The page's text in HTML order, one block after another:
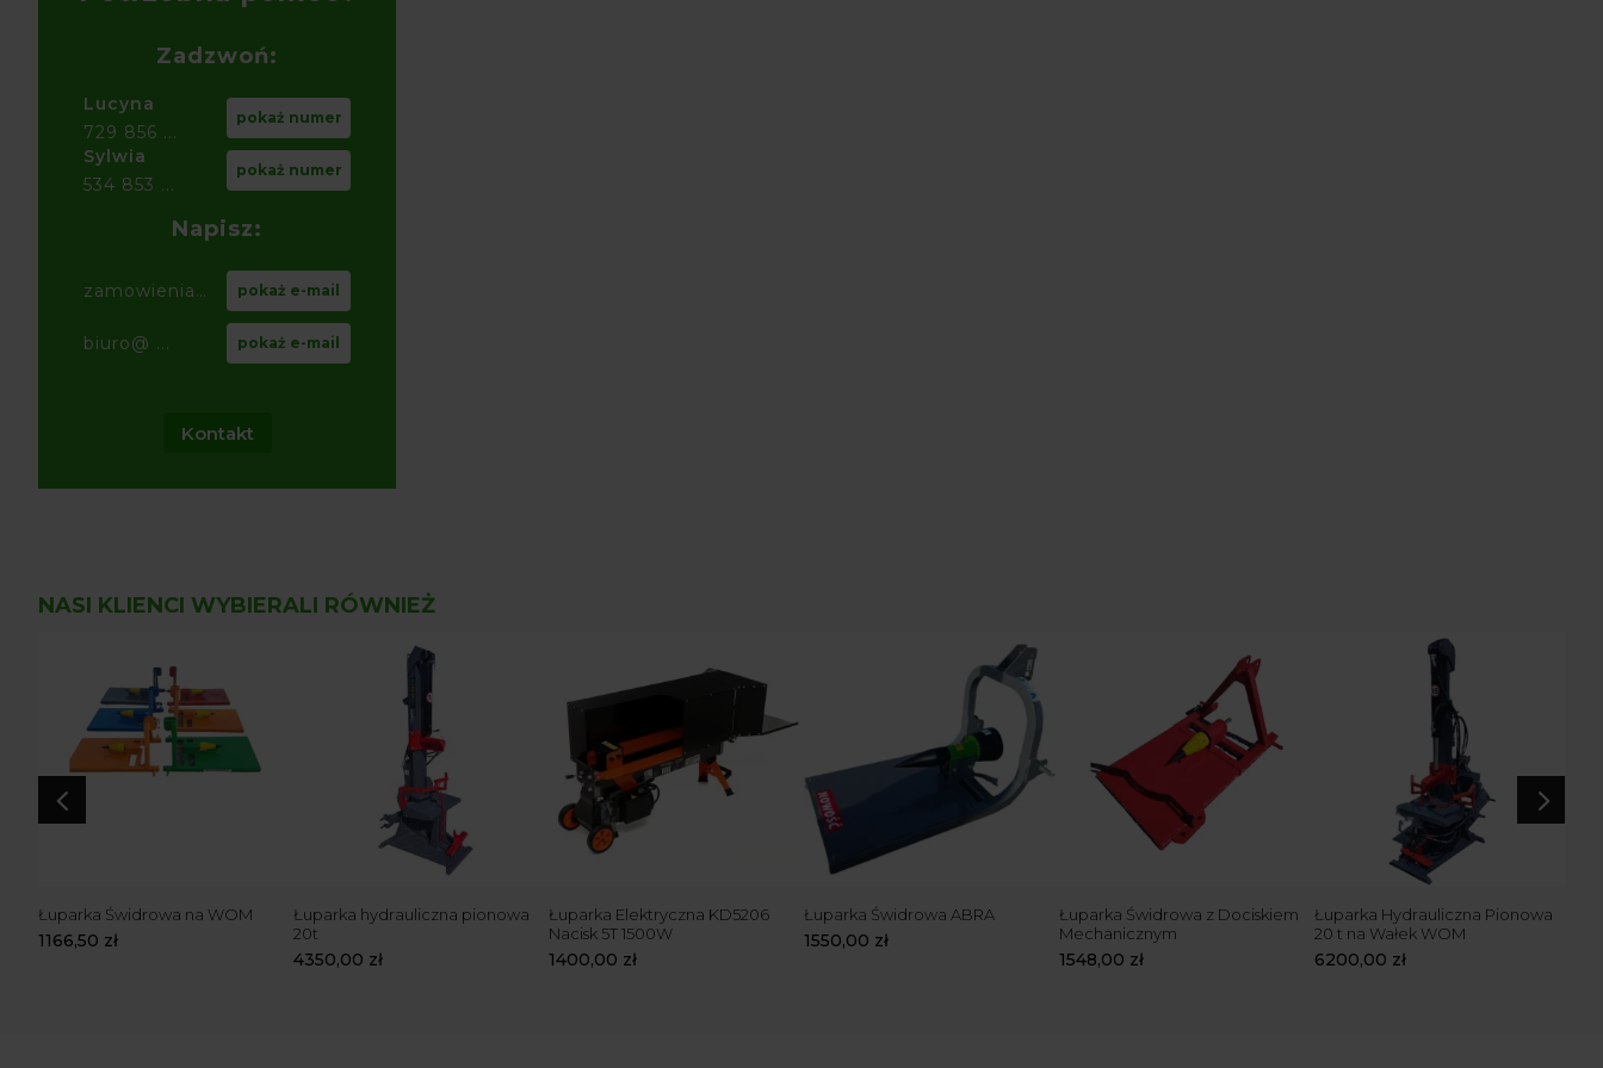
Zadzwoń:
Lucyna
729 856 ...
pokaż numer
Sylwia
534 853 ...
pokaż numer
Napisz:
zamowienia@ ... pokaż e-mail
biuro@ ... pokaż e-mail
Kontakt
NASI KLIENCI WYBIERALI RÓWNIEŻ
4
Łuparka Świdrowa na WOM
1166,50 zł
Łuparka hydrauliczna pionowa
20t
4350,00 zł
Łuparka Elektryczna KD5206
Nacisk 5T 1500W
1400,00 zł
Łuparka Świdrowa ABRA
1550,00 zł
Łuparka Świdrowa z Dociskiem
Mechanicznym
1548,00 zł
Łuparka Hydrauliczna Pionowa
20 t na Wałek WOM
6200,00 zł
5